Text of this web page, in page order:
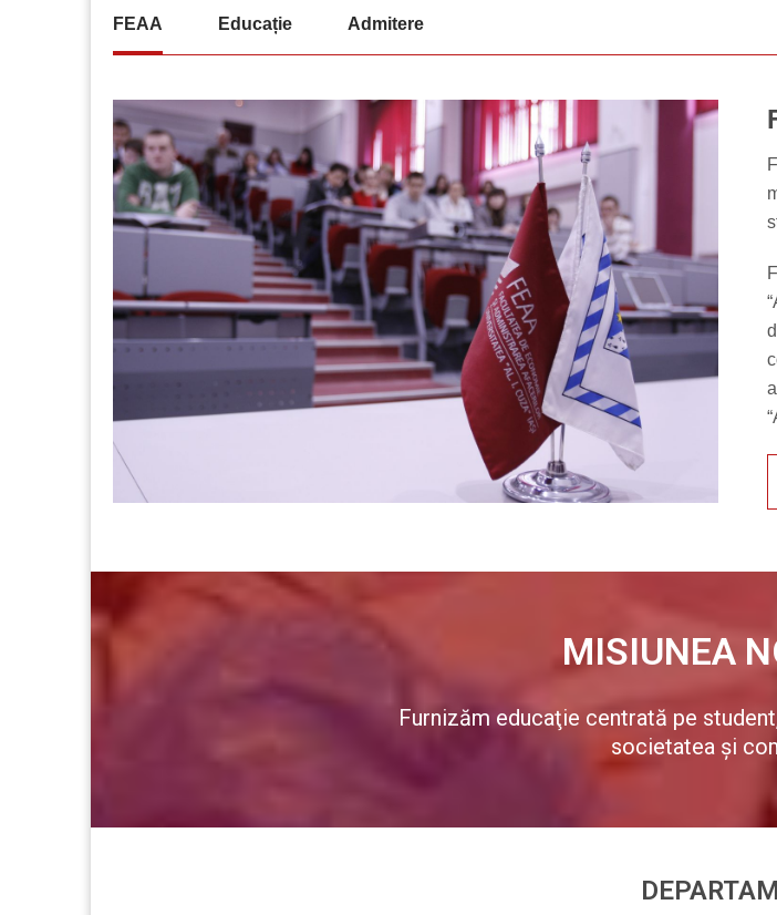
FEAA Educație Admitere
MISIUNEA
Furnizăm educaţie centrată pe
societatea şi